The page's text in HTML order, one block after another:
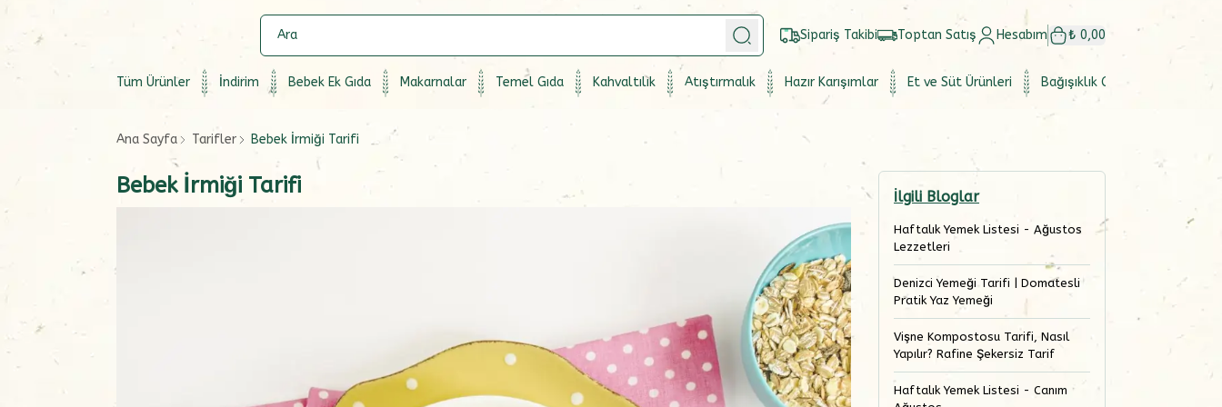
Sipariş Takibi Toptan Satış Hesabım ₺ 0,00
Tüm Ürünler İndirim Bebek Ek Gıda Makarnalar Temel Gıda Kahvaltılık Atıştırmalık Hazır Karışımlar Et ve Süt Ürünleri Bağışıklık Güçlendirici
Ana Sayfa Tarifler Bebek İrmiği Tarifi
Bebek İrmiği Tarifi İlgili Bloglar
Haftalık Yemek Listesi - Ağustos
Lezzetleri
Denizci Yemeği Tarifi | Domatesli
Pratik Yaz Yemeği
Vişne Kompostosu Tarifi, Nasıl
Yapılır? Rafine Şekersiz Tarif
Haftalık Yemek Listesi - Canım